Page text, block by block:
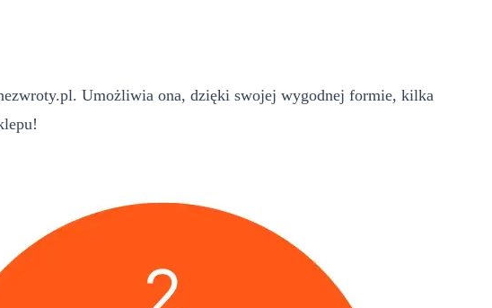
Umożliwia ona, dzięki swojej wygodnej formie, kilka